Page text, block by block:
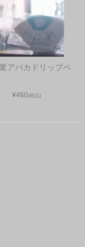
アバカドリップペ
¥460(税込)